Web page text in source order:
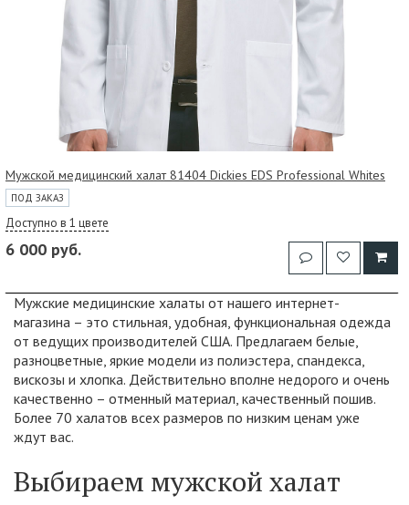
Мужской медицинский халат 81404 Dickies EDS Professional Whites
ПОД ЗАКАЗ
Доступно в 1 цвете
6 000 руб.
Мужские медицинские халаты от нашего интернет-
магазина – это стильная, удобная, функциональная одежда
от ведущих производителей США. Предлагаем белые,
разноцветные, яркие модели из полиэстера, спандекса,
вискозы и хлопка. Действительно вполне недорого и очень
качественно – отменный материал, качественный пошив.
Более 70 халатов всех размеров по низким ценам уже
ждут вас.
Выбираем мужской халат